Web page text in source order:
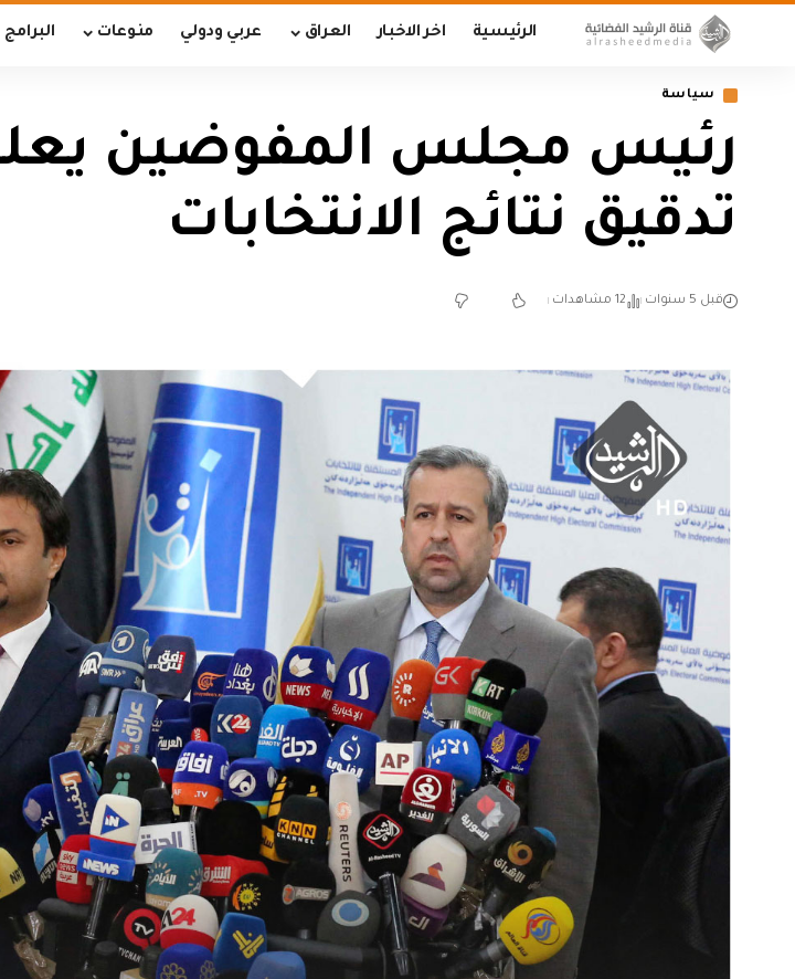
الرئيسية اخر الاخبار العراق عربي ودولي منوعات البرامج
سياسة
رئيس مجلس المفوضين يعلن
تدقيق نتائج الانتخابات
قبل 5 سنوات 12 مشاهدات